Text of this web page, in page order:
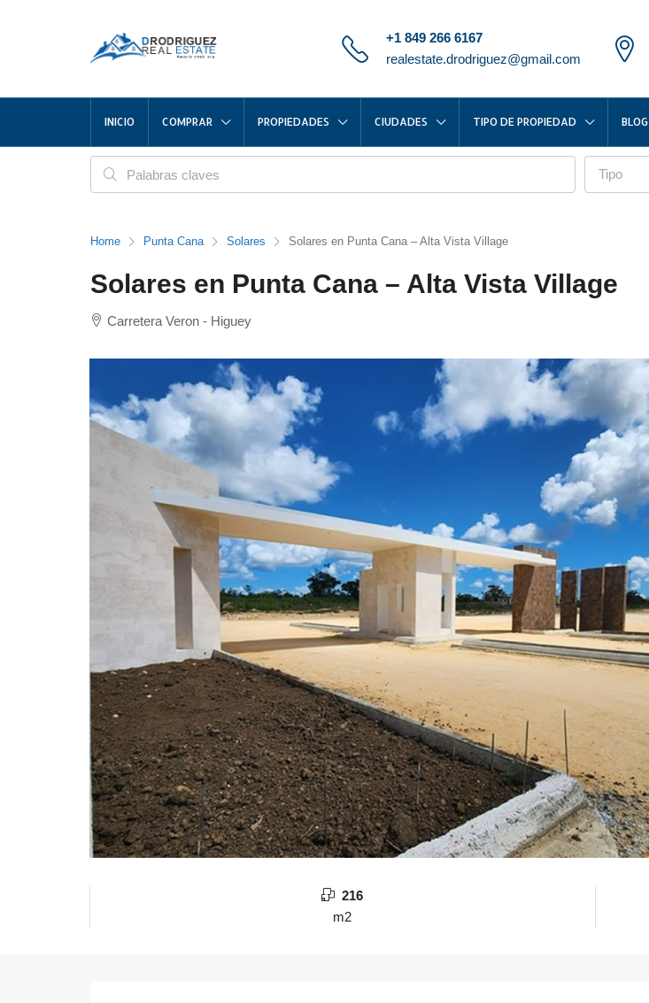
+1 849 266 6167
realestate.drodriguez@gmail.com
INICIO COMPRAR PROPIEDADES CIUDADES TIPO DE PROPIEDAD BLOG
Tipo
Home Punta Cana Solares Solares en Punta Cana – Alta Vista Village
Solares en Punta Cana – Alta Vista Village
Carretera Veron - Higuey
216
m2